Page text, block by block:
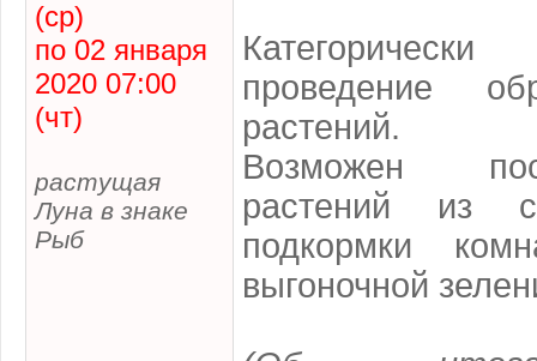
(ср)
по 02 января
2020 07:00
(чт)
растущая
Луна в знаке
Рыб
проведение
растений.
Возможен
растений из
подкормки
выгоночной